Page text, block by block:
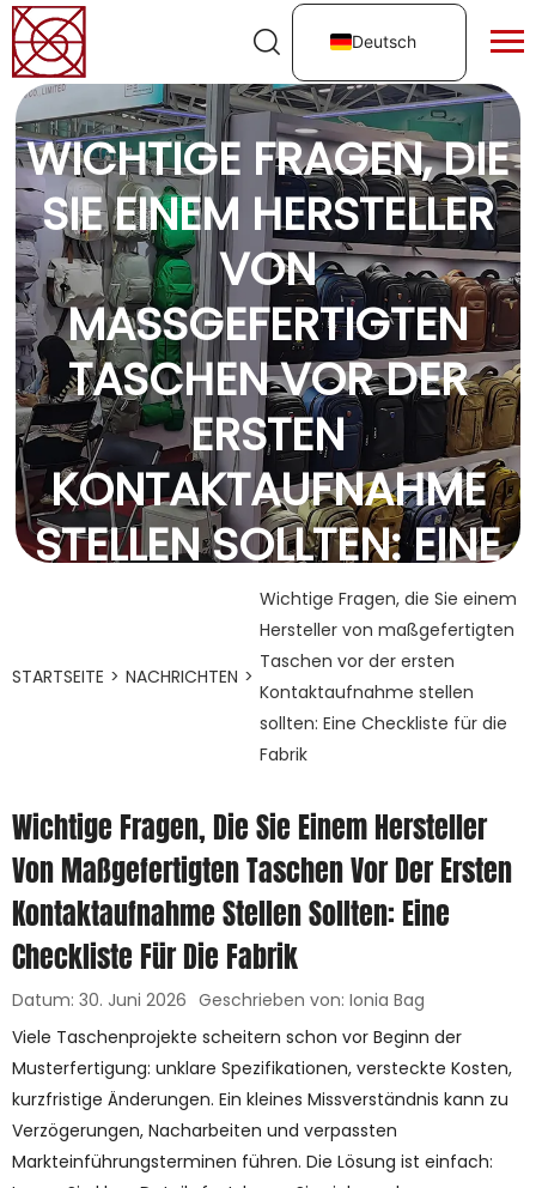
Deutsch
WICHTIGE FRAGEN, DIE
SIE EINEM HERSTELLER
VON
MASSGEFERTIGTEN T
ASCHEN VOR DER E
RSTEN K
ONTAKTAUFNAHME S
TELLEN SOLLTEN: EINE C
HECKLISTE FÜR DIE F
ABRIK
30. Juni 2026
STARTSEITE > NACHRICHTEN >
Wichtige Fragen, die Sie einem
Hersteller von maßgefertigten
Taschen vor der ersten
Kontaktaufnahme stellen
sollten: Eine Checkliste für die
Fabrik
Wichtige Fragen, Die Sie Einem Hersteller
Von Maßgefertigten Taschen Vor Der Ersten
Kontaktaufnahme Stellen Sollten: Eine
Checkliste Für Die Fabrik
Datum: 30. Juni 2026 Geschrieben von: Ionia Bag
Viele Taschenprojekte scheitern schon vor Beginn der
Musterfertigung: unklare Spezifikationen, versteckte Kosten,
kurzfristige Änderungen. Ein kleines Missverständnis kann zu
Verzögerungen, Nacharbeiten und verpassten
Markteinführungsterminen führen. Die Lösung ist einfach: